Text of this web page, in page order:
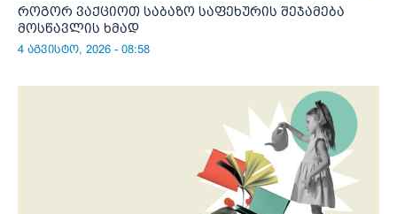
როგორ ვაქციოთ საბაზო საფეხურის შეჯამება
მოსწავლის ხმად
4 აგვისტო, 2026 - 08:58